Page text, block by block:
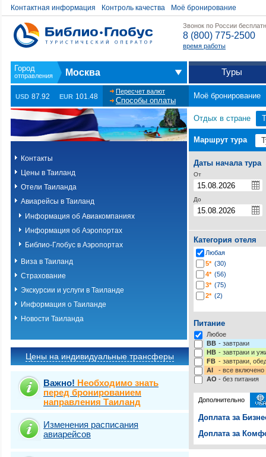
Контактная информация Контроль качества Моё бронирование
Звонок по России
8 (800) 775-2500
время работы
Москва Туры
USD 87.92 EUR 101.48
Пересчет валют
Способы оплаты
Моё бронирование
Контакты
Цены в Таиланд
Отели Таиланда
Авиарейсы в Таиланд
Информация об Авиакомпаниях
Информация об Аэропортах
Библио-Глобус в Аэропортах
Виза в Таиланд
Страхование
Экскурсии и услуги в Таиланде
Информация о Таиланде
Новости Таиланда
Цены на индивидуальные трансферы
Важно! Необходимо знать
перед бронированием
направления Таиланд
Изменения расписания
авиарейсов
Отдых в стране
Маршрут тура
Даты начала тура
От
До
Категория отеля
Любая
5* (30)
4* (56)
3* (75)
2* (2)
Питание
Любое
BB - завтраки
HB - завтраки и
FB - завтраки,
AI
- все включено
AO - без питания
Дополнительно
Доплата за
Доплата за